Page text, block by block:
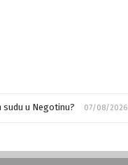
sudu u Negotinu? 07/08/2026